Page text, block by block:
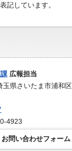
記しています。
広報担当
県さいたま市浦和
4923
お問い合わせフォーム